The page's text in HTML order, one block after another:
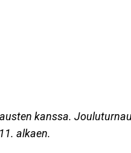
kanssa.
alkaen.